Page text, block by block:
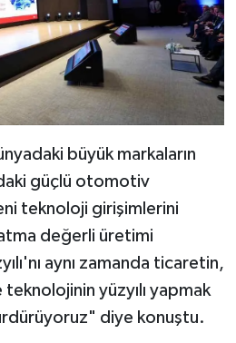
büyük markaların
güçlü otomotiv
teknoloji girişimlerini
değerli üretimi
aynı zamanda ticaretin,
yüzyılı yapmak
diye konuştu.